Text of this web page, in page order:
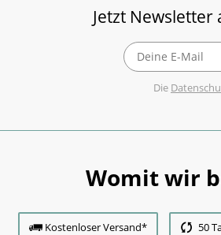
Jetzt
Die
Womit wir
Kostenloser Versand* 50